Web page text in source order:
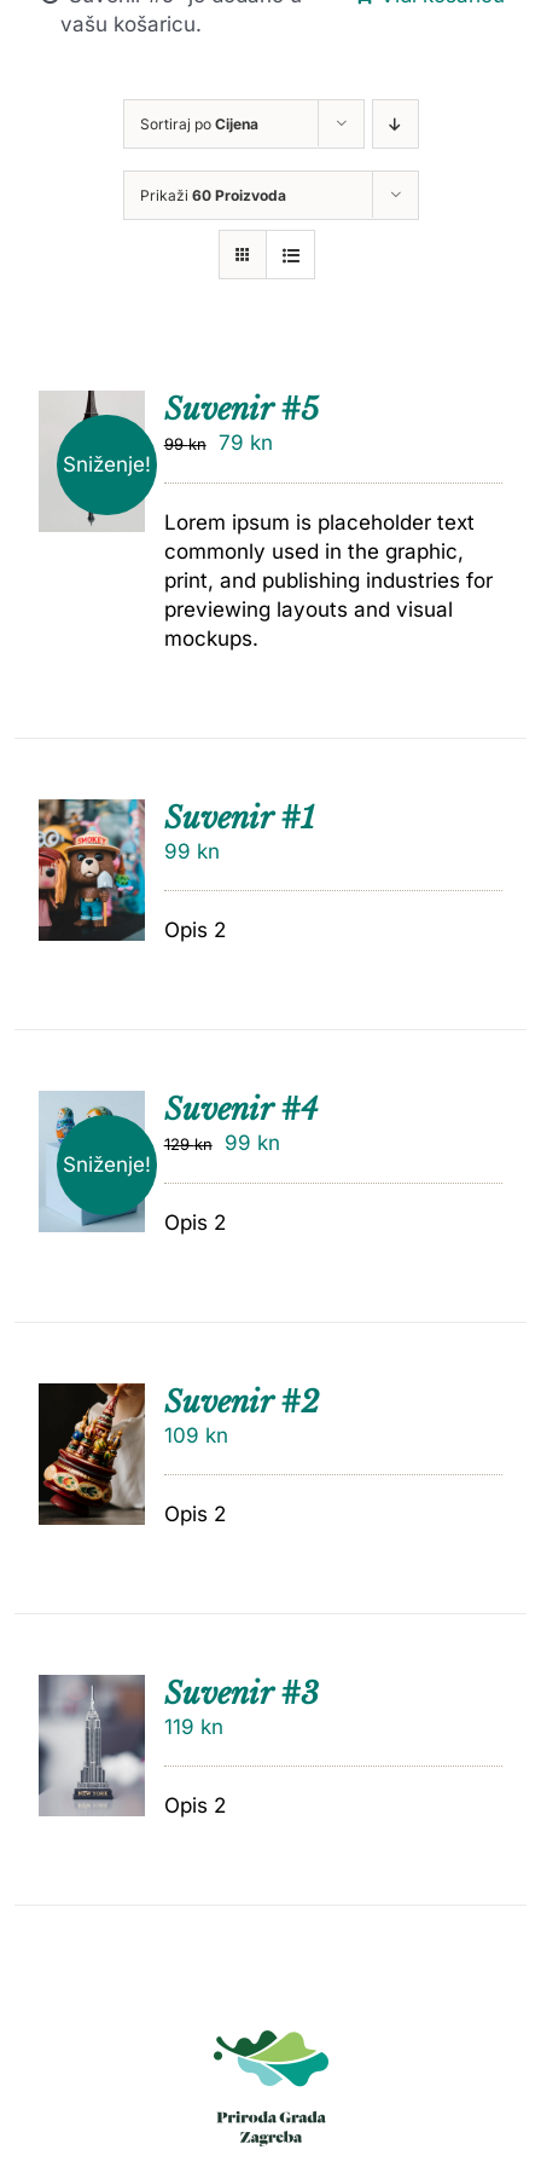
vašu košaricu.
Sortiraj po Cijena
Prikaži 60 Proizvoda
Sniženje!
Suvenir #5
99kn 79 kn
Lorem ipsum is placeholder text
commonly used in the graphic,
print, and publishing industries for
previewing layouts and visual
mockups.
DODAJ
U
KOŠARI
CU
Suvenir #1
99 kn
Opis 2
Sniženje!
DODAJ
Suvenir #4
129kn 99 kn
Opis 2
DODAJ
U
KOŠARI
CU
Suvenir #2
109 kn
Opis 2
DODAJ
Suvenir #3
119 kn
Opis 2